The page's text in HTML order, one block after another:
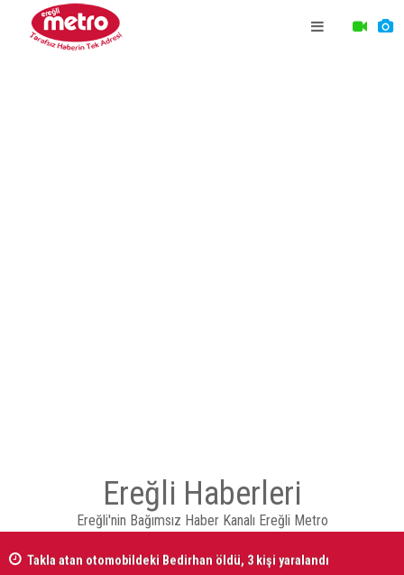
Ereğli Haberleri
Ereğli'nin Bağımsız Haber Kanalı Ereğli Metro
Takla atan otomobildeki Bedirhan öldü, 3 kişi yaralandı